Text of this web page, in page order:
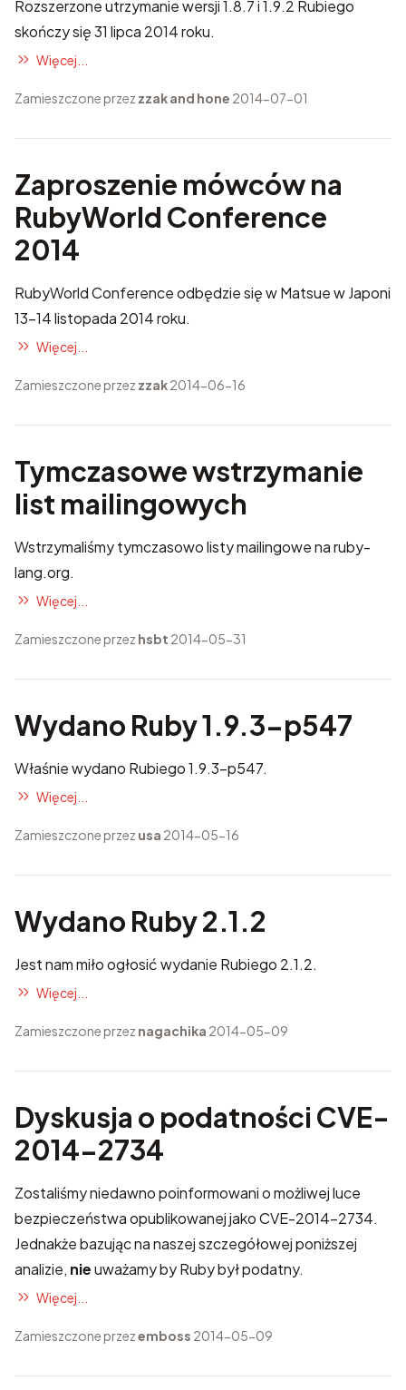
Rozszerzone utrzymanie wersji 1.8.7 i 1.9.2 Rubiego
skończy się 31 lipca 2014 roku.
Więcej...
Zamieszczone przez zzak and hone 2014-07-01
Zaproszenie mówców na
RubyWorld Conference
2014
RubyWorld Conferenceodbędzie się w Matsue w Japoni
13-14 listopada 2014 roku.
Więcej...
Zamieszczone przez zzak2014-06-16
Tymczasowe wstrzymanie
list mailingowych
Wstrzymaliśmy tymczasowo listy mailingowe na ruby-
lang.org.
Więcej...
Zamieszczone przez hsbt 2014-05-31
Wydano Ruby 1.9.3-p547
Właśnie wydano Rubiego 1.9.3-p547.
Więcej...
Zamieszczone przez usa 2014-05-16
Wydano Ruby 2.1.2
Jest nam miło ogłosić wydanie Rubiego 2.1.2.
Więcej...
Zamieszczone przez nagachika 2014-05-09
Dyskusja o podatności CVE-
2014-2734
Zostaliśmy niedawno poinformowani o możliwej luce
bezpieczeństwa opublikowanej jakoCVE-2014-2734.
Jednakże bazując na naszej szczegółowej poniższej
analizie, nieuważamy by Ruby był podatny.
Więcej...
Zamieszczone przezemboss 2014-05-09